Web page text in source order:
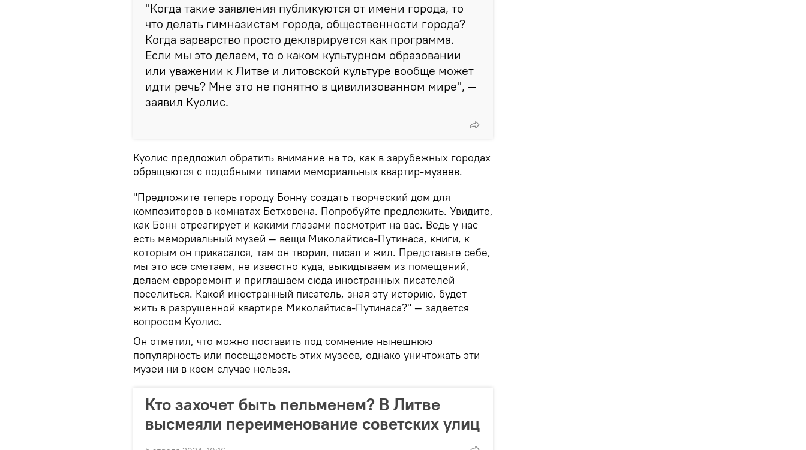
"Когда такие заявления публикуются от имени города, то
что делать гимназистам города, общественности города?
Когда варварство просто декларируется как программа.
Если мы это делаем, то о каком культурном образовании
или уважении к Литве и литовской культуре вообще может
идти речь? Мне это не понятно в цивилизованном мире", —
заявил Куолис.
Куолис предложил обратить внимание на то, как в зарубежных городах
обращаются с подобными типами мемориальных квартир-музеев.
"Предложите теперь городу Бонну создать творческий дом для
композиторов в комнатах Бетховена. Попробуйте предложить. Увидите,
как Бонн отреагирует и какими глазами посмотрит на вас. Ведь у нас
есть мемориальный музей — вещи Миколайтиса-Путинаса, книги, к
которым он прикасался, там он творил, писал и жил. Представьте себе,
мы это все сметаем, не известно куда, выкидываем из помещений,
делаем евроремонт и приглашаем сюда иностранных писателей
поселиться. Какой иностранный писатель, зная эту историю, будет
жить в разрушенной квартире Миколайтиса-Путинаса?" — задается
вопросом Куолис.
Он отметил, что можно поставить под сомнение нынешнюю
популярность или посещаемость этих музеев, однако уничтожать эти
музеи ни в коем случае нельзя.
Кто захочет быть пельменем? В Литве
высмеяли переименование советских улиц